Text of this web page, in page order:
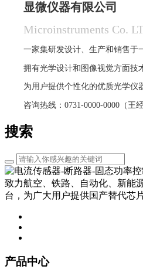
显微仪器有限公司
Microinstruments Co.
一家集研发设计、生产和销售于
拥有光学设计和图像视觉方面技
为用户提供个性化的优质光学仪
咨询热线：0731-0000-0000（王经
搜索
致力航空、铁路、自动化、新能
台，为广大用户提供国产替代芯
产品中心